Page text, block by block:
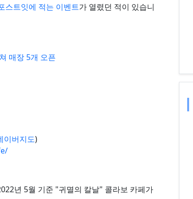
스트잇에 적는 이벤트가 열렸던 적이 있습니
매장 5개 오픈
이버지도)
년 5월 기준 "귀멸의 칼날" 콜라보 카페가